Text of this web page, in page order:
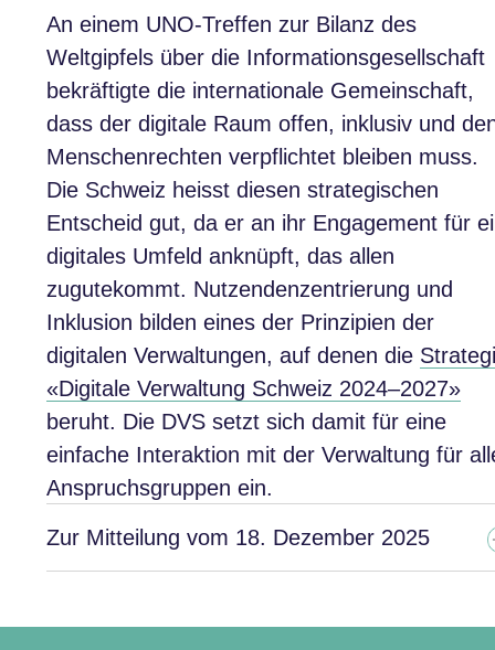
An einem UNO-Treffen zur Bilanz des
Weltgipfels über die Informationsgesellschaft
bekräftigte die internationale Gemeinschaft,
dass der digitale Raum offen, inklusiv und
Menschenrechten verpflichtet bleiben muss.
Die Schweiz heisst diesen strategischen
Entscheid gut, da er an ihr Engagement für
digitales Umfeld anknüpft, das allen
zugutekommt. Nutzendenzentrierung und
Inklusion bilden eines der Prinzipien der
digitalen Verwaltungen, auf denen die
«Digitale Verwaltung Schweiz 2024–2027»
beruht. Die DVS setzt sich damit für eine
einfache Interaktion mit der Verwaltung für
Anspruchsgruppen ein.
Zur Mitteilung vom 18. Dezember 2025